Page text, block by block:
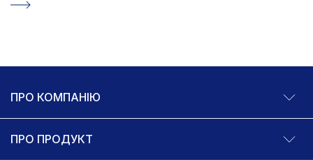
ПРО КОМПАНІЮ
ПРО ПРОДУКТ